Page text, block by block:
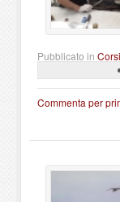
Pubblicato in
Commenta per